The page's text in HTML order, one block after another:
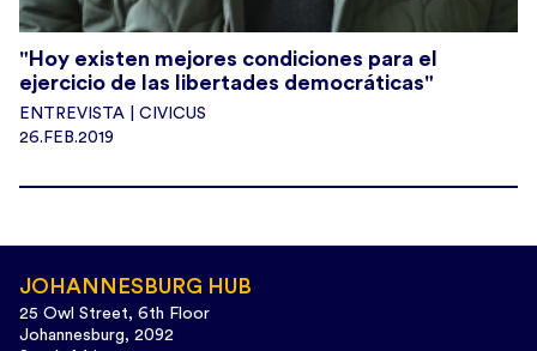
El aumento de 1⃣ legislador, respecto a las
poblacional registrado en el censo de 2022 📊.
#VotoInformadoEc
"Hoy existen mejores condiciones para el
ejercicio de las libertades democráticas"
ENTREVISTA | CIVICUS
26.FEB.2019
JOHANNESBURG HUB
25 Owl Street, 6th Floor
Johannesburg, 2092